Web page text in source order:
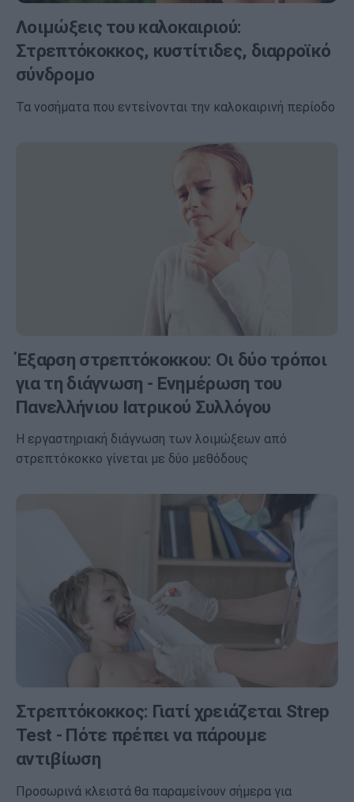
Λοιμώξεις του καλοκαιριού:
Στρεπτόκοκκος, κυστίτιδες, διαρροϊκό
σύνδρομο
Τα νοσήματα που εντείνονται την καλοκαιρινή περίοδο
Έξαρση στρεπτόκοκκου: Οι δύο τρόποι
για τη διάγνωση - Ενημέρωση του
Πανελλήνιου Ιατρικού Συλλόγου
Η εργαστηριακή διάγνωση των λοιμώξεων από
στρεπτόκοκκο γίνεται με δύο μεθόδους
Στρεπτόκοκκος: Γιατί χρειάζεται Strep
Test - Πότε πρέπει να πάρουμε
αντιβίωση
Προσωρινά κλειστά θα παραμείνουν σήμερα για